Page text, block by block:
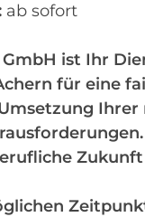
ab sofort
ist Ihr
für eine
Ihrer